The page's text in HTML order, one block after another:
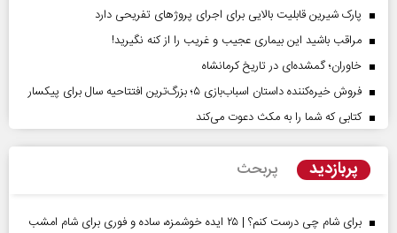
پارک شیرین قابلیت‌ بالایی برای اجرای پروژهای تفریحی دارد
مراقب باشید این بیماری عجیب و غریب را از کنه نگیرید!
خاوران؛ گمشده‌ای در تاریخ کرمانشاه
فروش خیره‌کننده داستان اسباب‌بازی ۵؛ بزرگ‌ترین افتتاحیه سال برای پیکسار
کتابی که شما را به مکث دعوت می‌کند
پربازدید پربحث
برای شام چی درست کنم؟ | ۲۵ ایده خوشمزه، ساده و فوری برای شام امشب